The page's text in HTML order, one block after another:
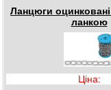
Ланцюги
ланкою
Ціна: